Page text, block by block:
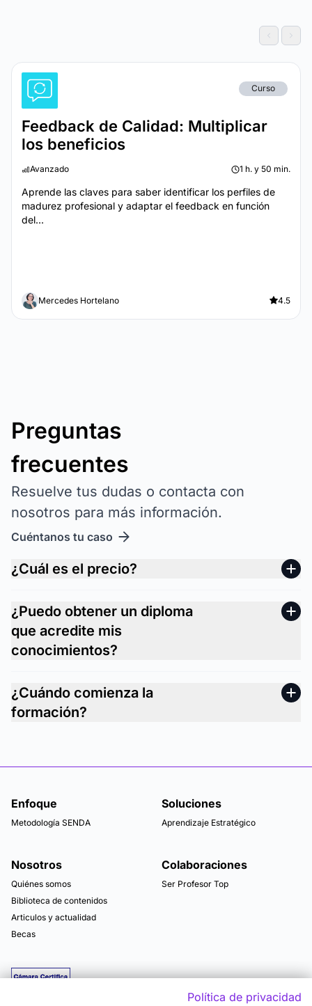
Curso
Feedback de Calidad: Multiplicar
los beneficios
Avanzado 1 h. y 50 min.
Aprende las claves para saber identificar los perfiles de
madurez profesional y adaptar el feedback en función
del...
Mercedes Hortelano 4.5
Preguntas
frecuentes
Resuelve tus dudas o contacta con
nosotros para más información.
Cuéntanos tu caso
¿Cuál es el precio?
¿Puedo obtener un diploma
que acredite mis
conocimientos?
¿Cuándo comienza la
formación?
Enfoque
Metodología SENDA
Soluciones
Aprendizaje Estratégico
Nosotros
Quiénes somos
Biblioteca de contenidos
Articulos y actualidad
Becas
Colaboraciones
Ser Profesor Top
Política de privacidad